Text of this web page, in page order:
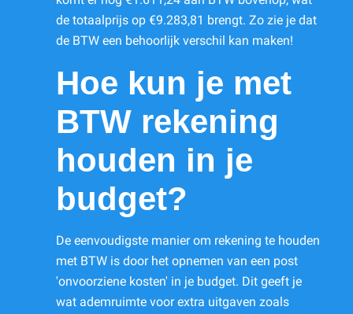
de totaalprijs op €9.283,81 brengt. Zo zie je dat
de BTW een behoorlijk verschil kan maken!
Hoe kun je met
BTW rekening
houden in je
budget?
De eenvoudigste manier om rekening te houden
met BTW is door het opnemen van een post
'onvoorziene kosten' in je budget. Dit geeft je
wat ademruimte voor extra uitgaven zoals